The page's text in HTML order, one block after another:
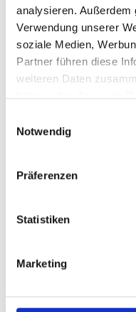
analysieren. Außerdem
Verwendung unserer
soziale Medien,
Partner führen diese
weiteren Daten
haben oder die sie im
Notwendig
Präferenzen
Statistiken
Marketing
Telefon *